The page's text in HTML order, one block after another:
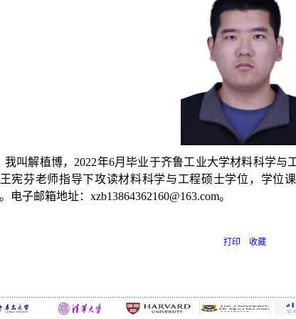
我叫解植博， 2022年6月毕业于齐鲁工业大学材料科学与
宪芬老师指导下攻读材料科学与工程硕士学位，学位
电子邮箱地址： xzb13864362160@163.com。
打印
收藏